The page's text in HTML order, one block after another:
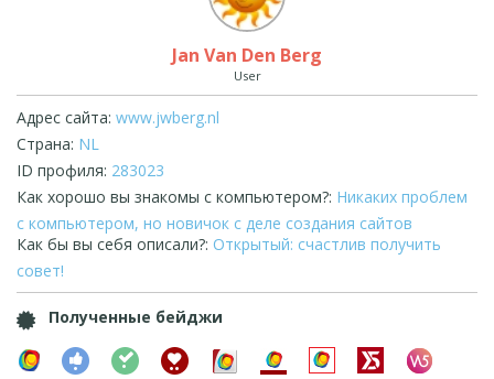
Jan Van Den Berg
User
Адрес сайта: www.jwberg.nl
Страна: NL
ID профиля: 283023
Как хорошо вы знакомы с компьютером?: Никаких проблем
с компьютером, но новичок с деле создания сайтов
Как бы вы себя описали?: Открытый: счастлив получить
совет!
Полученные бейджи